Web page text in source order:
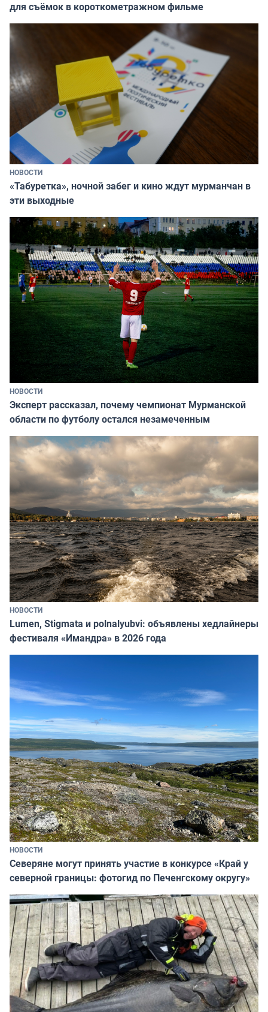
для съёмок в короткометражном фильме
НОВОСТИ
«Табуретка», ночной забег и кино ждут мурманчан в
эти выходные
НОВОСТИ
Эксперт рассказал, почему чемпионат Мурманской
области по футболу остался незамеченным
НОВОСТИ
Lumen, Stigmata и polnalyubvi: объявлены хедлайнеры
фестиваля «Имандра» в 2026 года
НОВОСТИ
Северяне могут принять участие в конкурсе «Край у
северной границы: фотогид по Печенгскому округу»